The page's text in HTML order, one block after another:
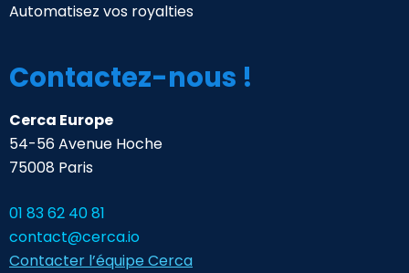
Automatisez vos royalties
Contactez-nous !
Cerca Europe
54-56 Avenue Hoche
75008 Paris
01 83 62 40 81
contact@cerca.io
Contacter l’équipe Cerca